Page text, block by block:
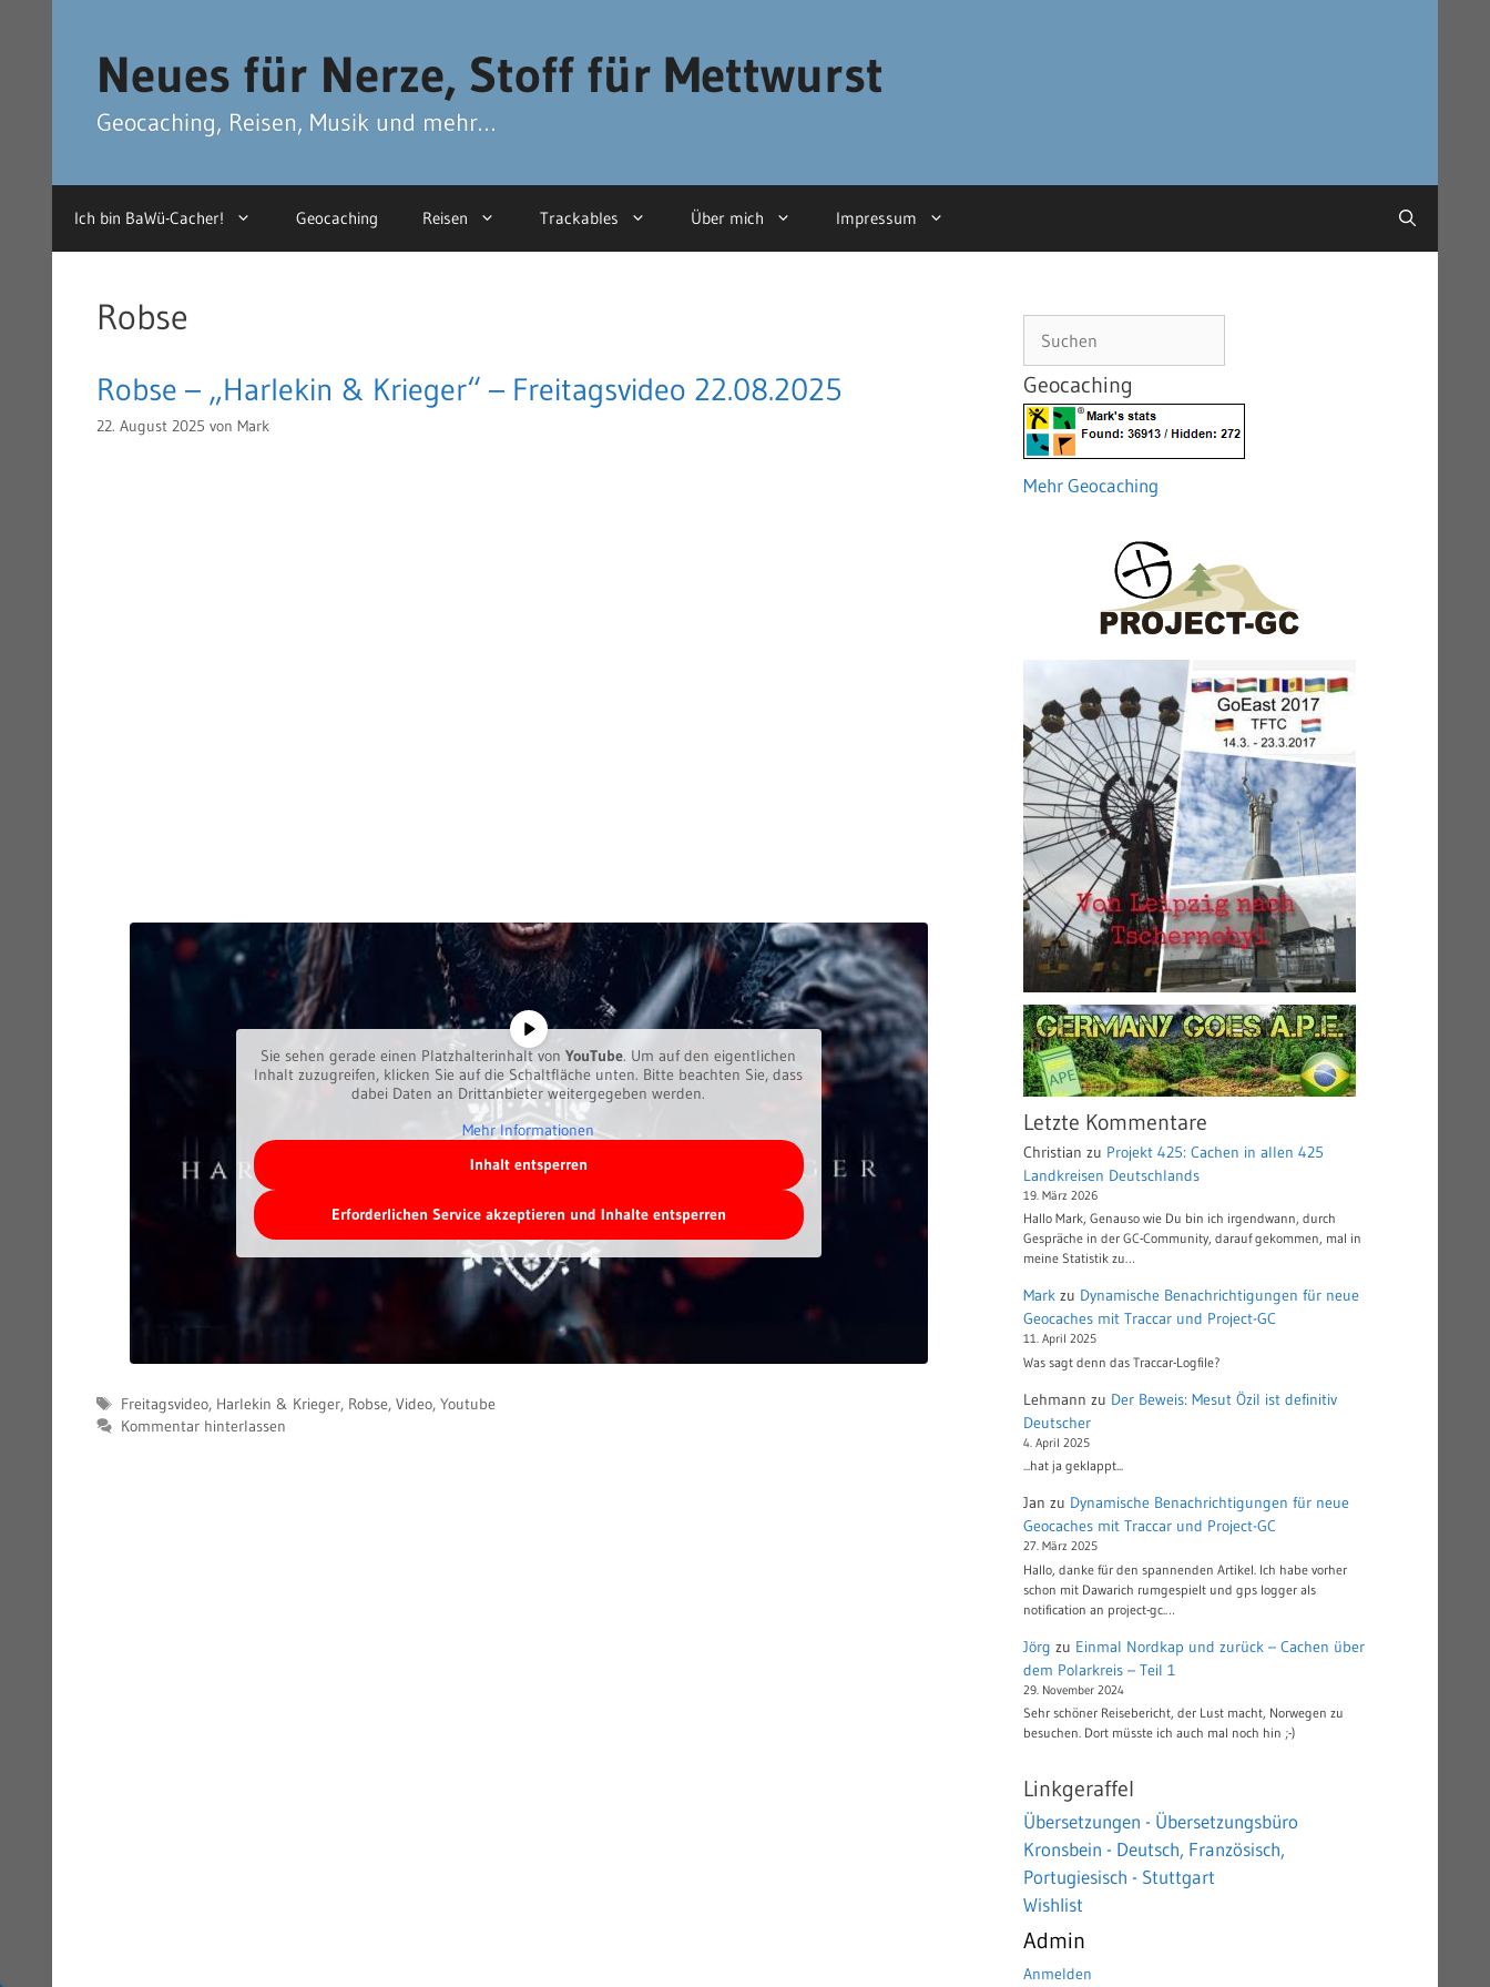
Neues für Nerze, Stoff für Mettwurst
Geocaching, Reisen, Musik und mehr…
Ich bin BaWü-Cacher! Geocaching Reisen Trackables Über mich Impressum
Robse
Robse – „Harlekin & Krieger“ – Freitagsvideo 22.08.2025
22. August 2025 von Mark
Sie sehen gerade einen Platzhalterinhalt von YouTube. Um auf den eigentlichen
Inhalt zuzugreifen, klicken Sie auf die Schaltfläche unten. Bitte beachten Sie, dass
dabei Daten an Drittanbieter weitergegeben werden.
Mehr Informationen
Inhalt entsperren
Erforderlichen Service akzeptieren und Inhalte entsperren
Schlagwörter
Freitagsvideo, Harlekin & Krieger, Robse, Video, Youtube
Kommentar hinterlassen
Geocaching
Mehr Geocaching
Letzte Kommentare
Christian zu Projekt 425: Cachen in allen 425
Landkreisen Deutschlands
19. März 2026
Hallo Mark, Genauso wie Du bin ich irgendwann, durch
Gespräche in der GC-Community, darauf gekommen, mal in
meine Statistik zu…
Mark zu Dynamische Benachrichtigungen für neue
Geocaches mit Traccar und Project-GC
11. April 2025
Was sagt denn das Traccar-Logfile?
Lehmann zu Der Beweis: Mesut Özil ist definitiv
Deutscher
4. April 2025
...hat ja geklappt...
Jan zu Dynamische Benachrichtigungen für neue
Geocaches mit Traccar und Project-GC
27. März 2025
Hallo, danke für den spannenden Artikel. Ich habe vorher
schon mit Dawarich rumgespielt und gps logger als
notification an project-gc.…
Jörg zu Einmal Nordkap und zurück – Cachen über
dem Polarkreis – Teil 1
29. November 2024
Sehr schöner Reisebericht, der Lust macht, Norwegen zu
besuchen. Dort müsste ich auch mal noch hin ;-)
Linkgeraffel
Übersetzungen - Übersetzungsbüro
Kronsbein - Deutsch, Französisch,
Portugiesisch - Stuttgart
Wishlist
Admin
Anmelden